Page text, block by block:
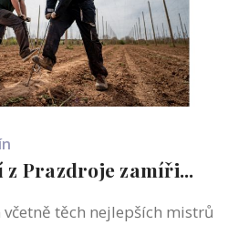
z Prazdroje zamíři...
těch nejlepších mistrů